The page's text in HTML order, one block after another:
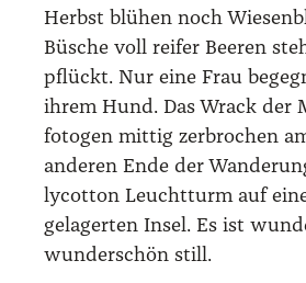
Herbst blü­hen noch
Büsche voll rei­fer Bee­ren
pflückt. Nur eine Frau
ihrem Hund. Das Wrack der
foto­gen mit­tig zer­bro­chen
ande­ren Ende der
ly­cot­ton Leucht­turm auf
ge­la­ger­ten Insel. Es ist
wun­der­schön still.